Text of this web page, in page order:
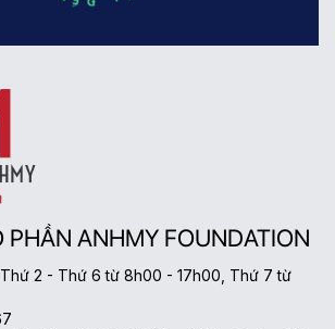
PHẦN ANHMY FOUNDATION
2 - Thứ 6 từ 8h00 - 17h00, Thứ 7 từ